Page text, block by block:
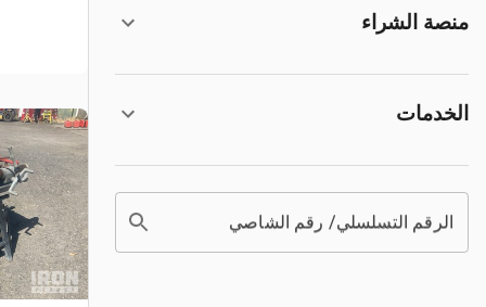
منصة الشراء
الخدمات
الرقم التسلسلي/ رقم الشاصي